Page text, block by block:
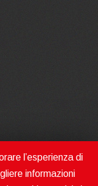
l’esperienza di
informazioni